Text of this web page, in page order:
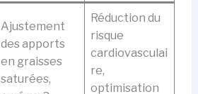
Ajustement
des apports
en graisses
saturées,
Réduction du
risque
cardiovasculai
re,
optimisation